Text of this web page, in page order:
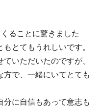
ることに驚きました
とてもうれしいです。
いただいたのですが、
で、一緒にいてとても
に自信もあって意志も